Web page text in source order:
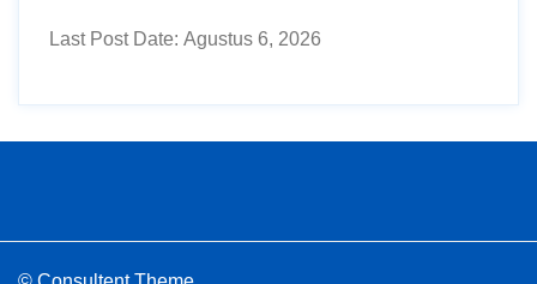
Last Post Date: Agustus 6, 2026